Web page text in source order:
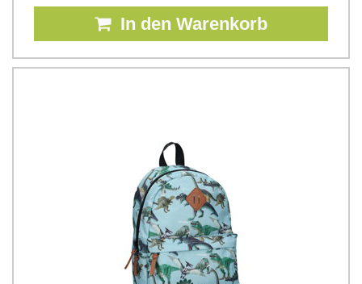
In den Warenkorb